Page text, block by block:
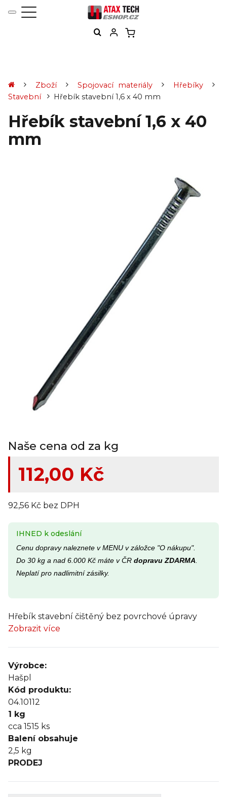
Zboží Spojovací materiály
Hřebíky
Stavební
Hřebík stavební 1,6 x 40 mm
Hřebík stavební 1,6 x 40
mm
Naše cena od za kg
112,00 Kč
92,56 Kč bez DPH
IHNED k odeslání
Cenu dopravy naleznete v MENU v záložce "O nákupu".
Do 30 kg a nad 6.000 Kč máte v ČR dopravu ZDARMA
Neplatí pro nadlimitní zásilky.
Hřebík stavební čištěný bez povrchové úpravy
Zobrazit více
Výrobce:
Hašpl
Kód produktu:
04.10112
1 kg
cca 1515 ks
Balení obsahuje
2,5 kg
PRODEJ